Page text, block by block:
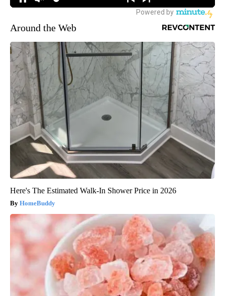
Around the Web
Here's The Estimated Walk-In Shower Price in 2026
HomeBuddy